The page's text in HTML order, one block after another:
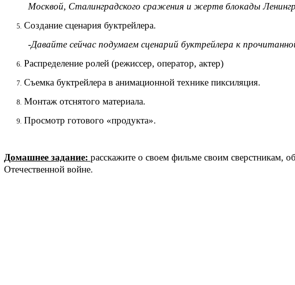
Москвой, Сталинградского сражения и жертв блокады
Создание сценария буктрейлера.
-Давайте сейчас подумаем сценарий буктрейлера к
Распределение ролей (режиссер, оператор, актер)
Съемка буктрейлера в анимационной технике пиксиляция.
Монтаж отснятого материала.
Просмотр готового «продукта».
Домашнее задание: расскажите о своем фильме своим сверстникам,
Отечественной войне.